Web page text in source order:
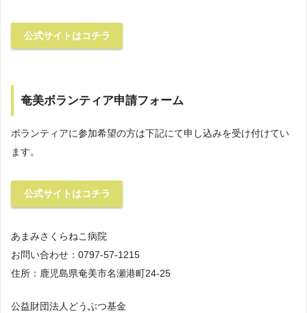
公式サイトはコチラ
奄美ボランティア申請フォーム
ボランティアに参加希望の方は下記にて申し込みを受け付けてい
ます。
公式サイトはコチラ
あまみさくらねこ病院
お問い合わせ：0797-57-1215
住所：鹿児島県奄美市名瀬港町24-25
公益財団法人どうぶつ基金